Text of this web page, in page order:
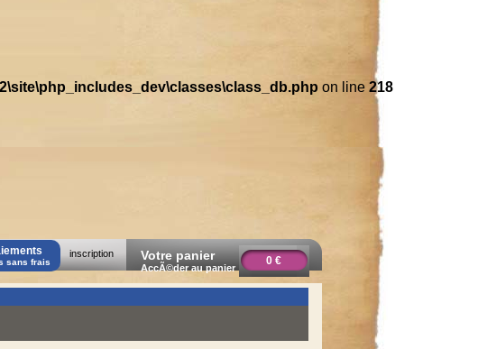
on line 218
sans frais
inscription Votre panier
AccÃ©der au panier
0 €